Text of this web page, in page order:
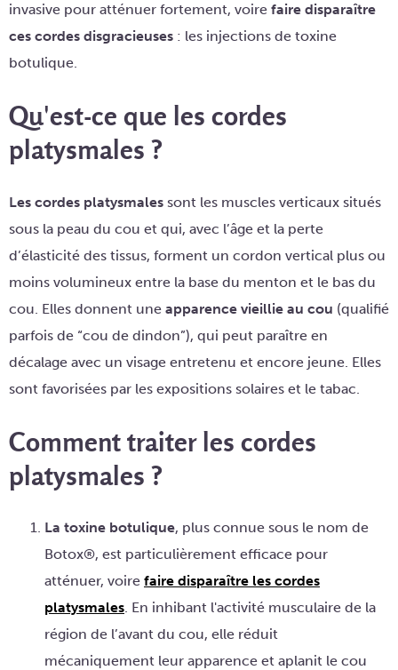
invasive pour atténuer fortement, voire faire disparaître
ces cordes disgracieuses : les injections de toxine
botulique.
Qu'est-ce que les cordes
platysmales ?
Les cordes platysmales sont les muscles verticaux situés
sous la peau du cou et qui, avec l’âge et la perte
d’élasticité des tissus, forment un cordon vertical plus ou
moins volumineux entre la base du menton et le bas du
cou. Elles donnent une apparence vieillie au cou (qualifié
parfois de “cou de dindon”), qui peut paraître en
décalage avec un visage entretenu et encore jeune. Elles
sont favorisées par les expositions solaires et le tabac.
Comment traiter les cordes
platysmales ?
La toxine botulique, plus connue sous le nom de
Botox®, est particulièrement efficace pour
atténuer, voire faire disparaître les cordes
platysmales. En inhibant l'activité musculaire de la
région de l’avant du cou, elle réduit
mécaniquement leur apparence et aplanit le cou